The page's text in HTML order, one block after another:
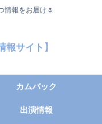
情報をお届け🌷
報サイト】
カムバック
出演情報